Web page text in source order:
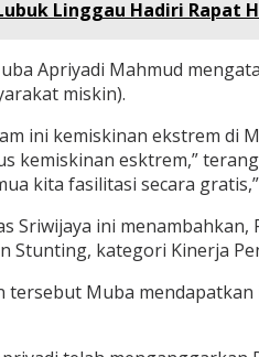
Linggau Hadiri Rapat
Apriyadi Mahmud
miskin).
ini kemiskinan ekstrem di
kemiskinan esktrem,”
kita fasilitasi secara
Sriwijaya ini
Stunting, kategori Kinerja
tersebut Muba